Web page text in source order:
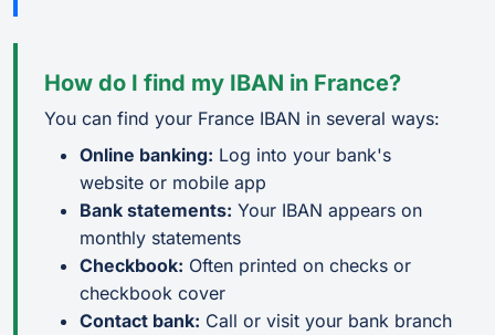
How do I find my IBAN in France?
You can find your France IBAN in several ways:
Online banking: Log into your bank's
website or mobile app
Bank statements: Your IBAN appears on
monthly statements
Checkbook: Often printed on checks or
checkbook cover
Contact bank: Call or visit your bank branch